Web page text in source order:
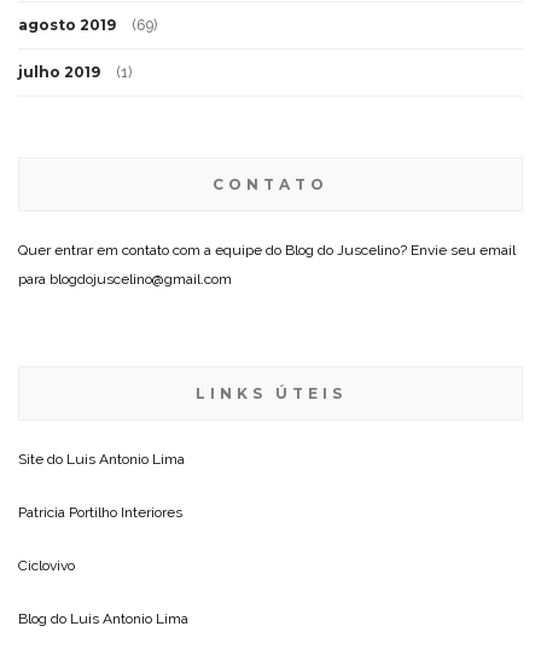
agosto 2019 (69)
julho 2019 (1)
CONTATO
Quer entrar em contato com a equipe do Blog do Juscelino? Envie seu email
para blogdojuscelino@gmail.com
LINKS ÚTEIS
Site do Luis Antonio Lima
Patricia Portilho Interiores
Ciclovivo
Blog do Luis Antonio Lima